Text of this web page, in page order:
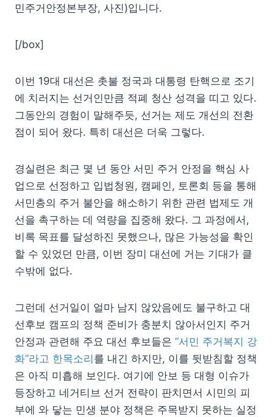
민주거안정본부장, 사진)입니다.
[/box]
이번 19대 대선은 촛불 정국과 대통령 탄핵으로 조기
에 치러지는 선거인만큼 적폐 청산 성격을 띠고 있다.
그동안의 경험이 말해주듯, 선거는 제도 개선의 전환
점이 되어 왔다. 특히 대선은 더욱 그렇다.
경실련은 최근 몇 년 동안 서민 주거 안정을 핵심 사
업으로 선정하고 입법청원, 캠페인, 토론회 등을 통해
서민층의 주거 불안을 해소하기 위한 관련 법제도 개
선을 촉구하는 데 역량을 집중해 왔다. 그 과정에서,
비록 목표를 달성하진 못했으나, 많은 가능성을 확인
할 수 있었던 만큼, 이번 장미 대선에 거는 기대가 클
수밖에 없다.
그런데 선거일이 얼마 남지 않았음에도 불구하고 대
선후보 캠프의 정책 준비가 충분치 않아서인지 주거
안정과 관련해 주요 대선 후보들은 “서민 주거복지 강
화”라고 한목소리 를 내긴 하지만, 이를 뒷받침할 정책
은 아직 미흡해 보인다. 여기에 안보 등 대형 이슈가
등장하고 네거티브 선거 전략이 판치면서 시민의 피
부에 와 닿는 민생 분야 정책은 주목받지 못하는 실정